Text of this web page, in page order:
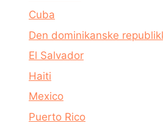
Cuba
Den dominikanske
El Salvador
Haiti
Mexico
Puerto Rico